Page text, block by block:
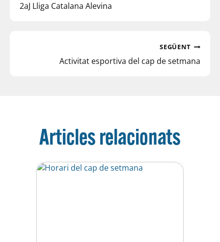
2aJ Lliga Catalana Alevina
SEGÜENT
Activitat esportiva del cap de setmana
Articles relacionats